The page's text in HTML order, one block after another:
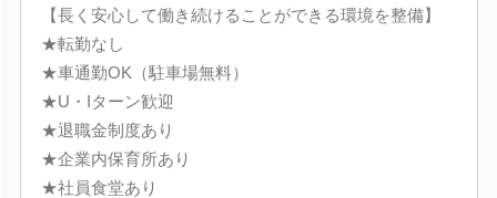
【長く安心して働き続けることができる環境を整備】
★転勤なし
★車通勤OK（駐車場無料）
★U・Iターン歓迎
★退職金制度あり
★企業内保育所あり
★社員食堂あり